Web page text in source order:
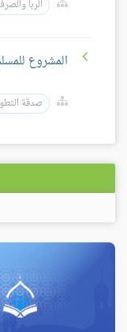
الربا
المشروع
صدقة